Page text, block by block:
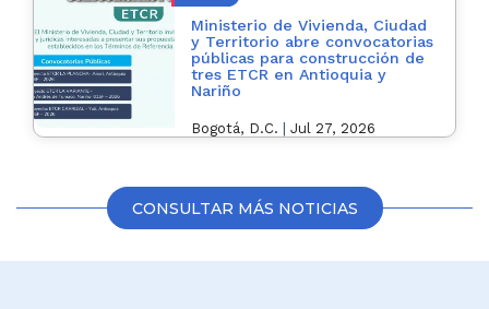
Ministerio de Vivienda, Ciudad
y Territorio abre convocatorias
públicas para construcción de
tres ETCR en Antioquia y
Nariño
Bogotá, D.C. | Jul 27, 2026
CONSULTAR MÁS NOTICIAS